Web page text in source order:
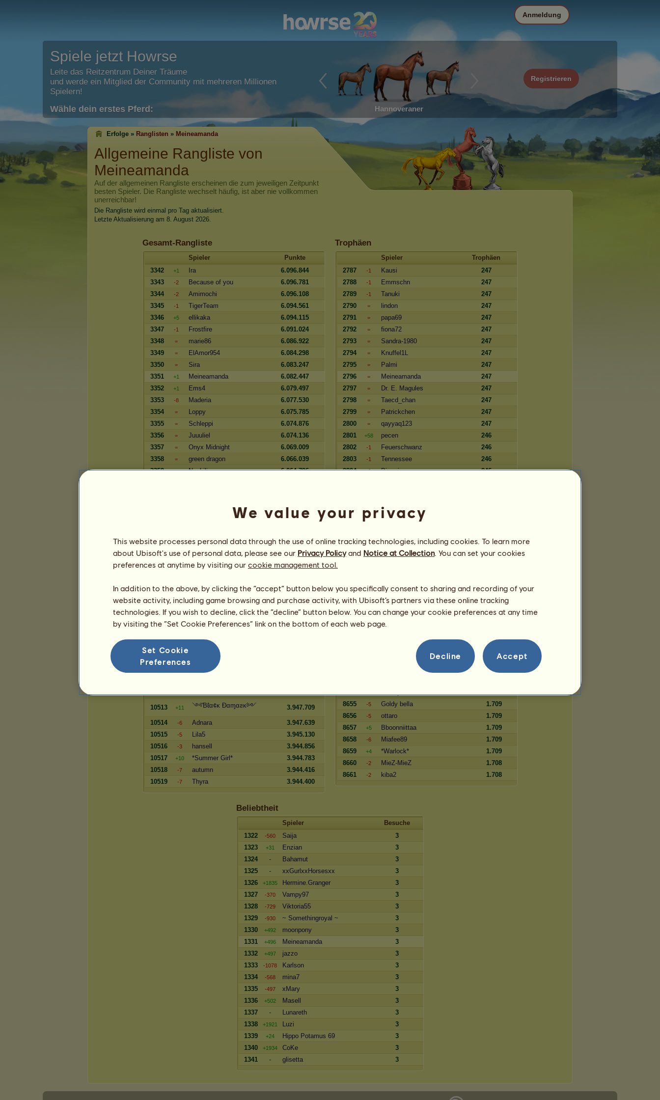
Spiele jetzt Howrse
Leite das Reitzentrum Deiner Träume
und werde ein Mitglied der Community mit mehreren Millionen
Spielern!
Wähle dein erstes Pferd: Hannoveraner
Registrieren
Anmeldung
Erfolge » Ranglisten » Meineamanda
Allgemeine Rangliste von
Meineamanda
Auf der allgemeinen Rangliste erscheinen die zum jeweiligen Zeitpunkt
besten Spieler. Die Rangliste wechselt häufig, ist aber nie vollkommen
unerreichbar!
Die Rangliste wird einmal pro Tag aktualisiert.
Letzte Aktualisierung am 8. August 2026.
Gesamt-Rangliste
Spieler
Punkte
3342
+1 Ira
6.096.844
3343
-2 Because of you
6.096.781
3344
-2 Amimochi
6.096.108
3345
-1 TigerTeam
6.094.561
3346
+5 ellikaka
6.094.115
3347
-1 Frostfire
6.091.024
3348
= marie86
6.086.922
3349
= ElAmor954
6.084.298
3350
= Sira
6.083.247
3351
+1 Meineamanda
6.082.447
3352
+1 Ems4
6.079.497
3353
-8 Maderia
6.077.530
3354
= Loppy
6.075.785
3355
= Schleppi
6.074.876
3356
= Juuuliel
6.074.136
3357
= Onyx Midnight
6.069.009
3358
= green dragon
6.066.039
3359
= Nephilim
6.064.796
Trophäen
Spieler
Trophäen
2787
-1 Kausi
247
2788
-1 Emmschn
247
2789
-1 Tanuki
247
2790
= lindon
247
2791
= papa69
247
2792
= fiona72
247
2793
= Sandra-1980
247
2794
= Knuffel1L
247
2795
= Palmi
247
2796
= Meineamanda
247
2797
= Dr. E. Magules
247
2798
= Taecd_chan
247
2799
= Patrickchen
247
2800
= qayyaq123
247
2801
+58 pecen
246
2802
-1 Feuerschwanz
246
2803
-1 Tennessee
246
2804
-1 Bjarmi
246
Reserve
10500
-1 Vanessa 1997
3.952.829
10501
-48 Jellico
3.952.548
10503
-2 Shuttle
3.951.379
10504
-2 Thuma
3.950.892
10505
+12 Wuckal_xD
3.949.951
10506
spiky108
3.949.523
Meineamanda
Lightgirl1
10513 +11 ༺Ɓℓα¢κ Ðαɱαƨκ༻ 3.947.709
10514 -6 Adnara
3.947.639
10515
-5 Lila5
3.945.130
10516
-3 hansell
3.944.856
10517
+10 *Summer Girl*
3.944.783
10518
-7 autumn
3.944.416
10519
-7 Thyra 3.944.400
Zugehörigkeit
Spieler
Tage
8642
-1 Kater Tiger
1.711
8645
-1 pferdchen1
1.711
8646
= hexe2007
1.710
8647
= mz_hot
1.710
8648
+5 Nebelparder
FireDemonArt
1.710
Meineamanda
1.710
1.710
8655
-5 Goldy bella
1.709
8656
-5 ottaro
1.709
8657
+5 Bboonniittaa
1.709
8658
-6 Miafee89
1.709
8659
+4 *Warlock*
1.709
8660
-2 MieZ-MieZ
1.708
8661
-2 kiba2 1.708
Beliebtheit
Spieler
Besuche
1322
-560 Saija
3
1323
+31 Enzian
3
1324
- Bahamut
3
1325
- xxGurlxxHorsesxx
3
1326
+1835 Hermine.Granger
3
1327
-370 Vampy97
3
1328
-729 Viktoria55
3
1329
-930 ~ Somethingroyal ~
3
1330
+492 moonpony
3
1331
+496 Meineamanda
3
1332
+497 jazzo
3
1333
-1078 Karlson
3
1334
-568 mina7
3
1335
-497 xMary
3
1336
+502 Masell
3
1337
- Lunareth
3
1338
+1921 Luzi
3
1339
+24 Hippo Potamus 69
3
1340
+1934 CoKe
3
1341
- glisetta 3
We value your privacy
This website processes personal data through the use of online tracking technologies, including cookies. To learn more
about Ubisoft's use of personal data, please see our Privacy Policyand Notice at Collection. You can set your cookies
preferences at anytime by visiting our cookie management tool.
In addition to the above, by clicking the “accept” button below you specifically consent to sharing and recording of your
website activity, including game browsing and purchase activity, with Ubisoft’s partners via these online tracking
technologies. If you wish to decline, click the “decline” button below. You can change your cookie preferences at any time
by visiting the “Set Cookie Preferences” link on the bottom of each web page.
Set Cookie
Preferences
Decline Accept